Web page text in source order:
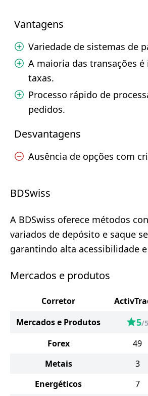
Vantagens
Variedade de sistemas de
A maioria das transações é
taxas.
Processo rápido de
pedidos.
Desvantagens
Ausência de opções com
BDSwiss
A BDSwiss oferece métodos
variados de depósito e saque
garantindo alta acessibilidade
Mercados e produtos
Corretor
Mercados e Produtos
5/5
Forex 49
Metais
3
Energéticos
7